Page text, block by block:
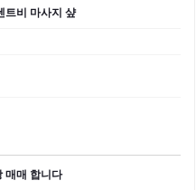
트비 마사지 샾
매매 합니다